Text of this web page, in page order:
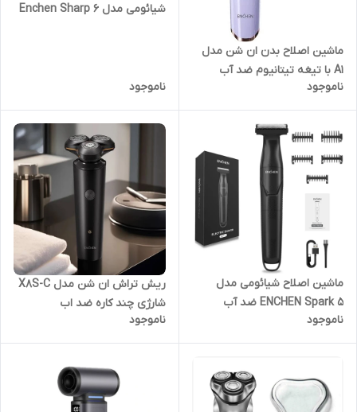
ماشین اصلاح بدن ان شن مدل
A1 با تیغه تیتانیوم ضد آب
ناموجود
شیائومی مدل Enchen Sharp 6
ناموجود
ماشین اصلاح شیائومی مدل
ENCHEN Spark 5 ضد آب
ناموجود
ریش تراش ان شن مدل X8S-C
شارژی چند کاره ضد اب
ناموجود